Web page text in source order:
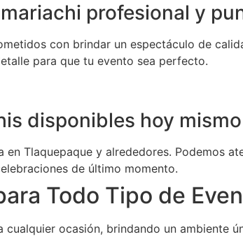
profesional y
con brindar un espectáculo de
para que tu evento sea perfecto.
disponibles hoy mismo
Tlaquepaque y alrededores. Podemos
de último momento.
Todo Tipo de
cualquier ocasión, brindando un ambiente